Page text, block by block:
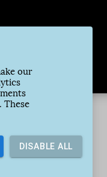
our
These
DISABLE ALL